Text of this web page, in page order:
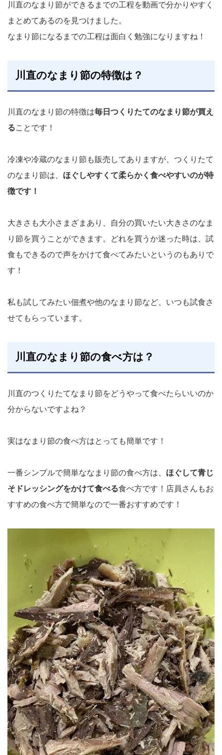
川直のなまり節ができるまでの工程を動画で分かりやすく
まとめてあるのを見つけました。
なまり節になるまでの工程は面白く勉強になりますね！
川直のなまり節の特徴は？
川直のなまり節の特徴は毎日つくりたてのなまり節が買え
ることです！
冷凍や冷蔵のなまり節も販売してありますが、つくりたて
のなまり節は、 ほぐしやすくて柔らかく食べやすいのが特
徴です！
大きさも大小さまざまあり、自分の買いたい大きさのなま
り節を買うことができます。どれを買うか迷った時は、試
食もできるので声をかけて食べてみたいというのもありで
す！
私も試してみたい佃煮や他のなまり節など、いつも試食さ
せてもらっています。
川直のなまり節の食べ方は？
川直のつくりたてなまり節をどうやって食べたらいいのか
分からないですよね？
実はなまり節の食べ方はとっても簡単です！
一番シンプルで簡単ななまり節の食べ方は、 ほぐして青じ
そドレッシングをかけて食べる食べ方です！店員さんもお
すすめの食べ方で簡単なので一番おすすめです！